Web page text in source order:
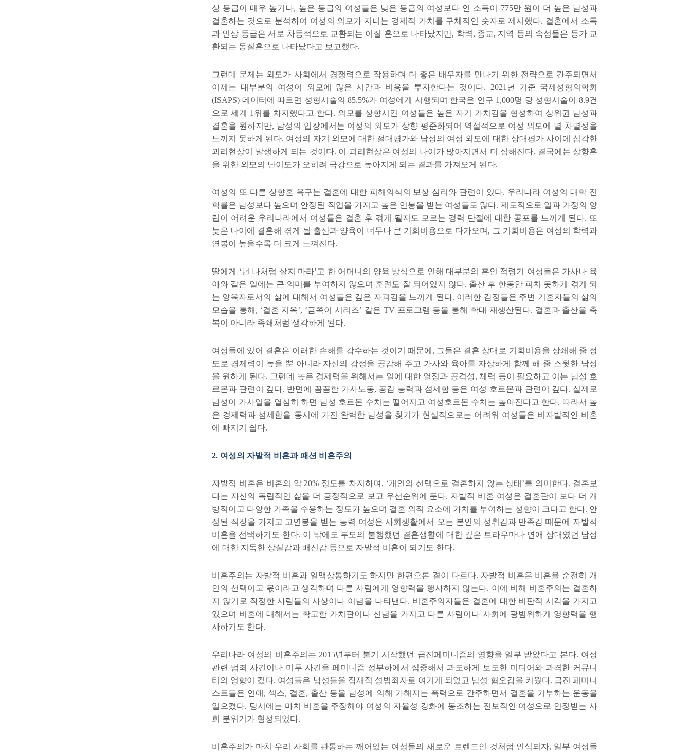
상 등급이 매우 높거나, 높은 등급의 여성들은 낮은 등급의 여성보다 연 소득이 775만 원이 더 높은 남성과
결혼하는 것으로 분석하여 여성의 외모가 지니는 경제적 가치를 구체적인 숫자로 제시했다. 결혼에서 소득
과 인상 등급은 서로 차등적으로 교환되는 이질 혼으로 나타났지만, 학력, 종교, 지역 등의 속성들은 등가 교
환되는 동질혼으로 나타났다고 보고했다.
그런데 문제는 외모가 사회에서 경쟁력으로 작용하며 더 좋은 배우자를 만나기 위한 전략으로 간주되면서
이제는 대부분의 여성이 외모에 많은 시간과 비용을 투자한다는 것이다. 2021 년 기준 국제성형의학회
(ISAPS) 데이터에 따르면 성형시술의85.5%가 여성에게 시행되며 한국은 인구 1,000명 당 성형시술이8.9건
으로 세계 1 위를 차지했다고 한다. 외모를 상향시킨 여성들은 높은 자기 가치감을 형성하여 상위권 남성과
결혼을 원하지만, 남성의 입장에서는 여성의 외모가 상향 평준화되어 역설적으로 여성 외모에 별 차별성을
느끼지 못하게 된다. 여성의 자기 외모에 대한 절대평가와 남성의 여성 외모에 대한 상대평가 사이에 심각한
괴리현상이 발생하게 되는 것이다. 이 괴리현상은 여성의 나이가 많아지면서 더 심해진다. 결국에는 상향혼
을 위한 외모의 난이도가 오히려 극강으로 높아지게 되는 결과를 가져오게 된다.
여성의 또 다른 상향혼 욕구는 결혼에 대한 피해의식의 보상 심리와 관련이 있다. 우리나라 여성의 대학 진
학률은 남성보다 높으며 안정된 직업을 가지고 높은 연봉을 받는 여성들도 많다. 제도적으로 일과 가정의 양
립이 어려운 우리나라에서 여성들은 결혼 후 겪게 될지도 모르는 경력 단절에 대한 공포를 느끼게 된다. 또
늦은 나이에 결혼해 겪게 될 출산과 양육이 너무나 큰 기회비용으로 다가오며 , 그 기회비용은 여성의 학력과
연봉이 높을수록 더 크게 느껴진다.
딸에게 ‘넌 나처럼 살지 마라’고 한 어머니의 양육 방식으로 인해 대부분의 혼인 적령기 여성들은 가사나 육
아와 같은 일에는 큰 의미를 부여하지 않으며 훈련도 잘 되어있지 않다. 출산 후 한동안 피치 못하게 겪게 되
는 양육자로서의 삶에 대해서 여성들은 깊은 자괴감을 느끼게 된다. 이러한 감정들은 주변 기혼자들의 삶의
모습을 통해 , ‘결혼 지옥’, ‘금쪽이 시리즈’ 같은 TV 프로그램 등을 통해 확대 재생산된다. 결혼과 출산을 축
복이 아니라 족쇄처럼 생각하게 된다.
여성들에 있어 결혼은 이러한 손해를 감수하는 것이기 때문에 , 그들은 결혼 상대로 기회비용을 상쇄해 줄 정
도로 경제력이 높을 뿐 아니라 자신의 감정을 공감해 주고 가사와 육아를 자상하게 함께 해 줄 스윗한 남성
을 원하게 된다. 그런데 높은 경제력을 위해서는 일에 대한 열정과 공격성, 체력 등이 필요하고 이는 남성 호
르몬과 관련이 깊다. 반면에 꼼꼼한 가사노동, 공감 능력과 섬세함 등은 여성 호르몬과 관련이 깊다. 실제로
남성이 가사일을 열심히 하면 남성 호르몬 수치는 떨어지고 여성호르몬 수치는 높아진다고 한다. 따라서 높
은 경제력과 섬세함을 동시에 가진 완벽한 남성을 찾기가 현실적으로는 어려워 여성들은 비자발적인 비혼
에 빠지기 쉽다.
2. 여성의 자발적 비혼과 패션 비혼주의
자발적 비혼은 비혼의 약 20% 정도를 차지하며 , ‘개인의 선택으로 결혼하지 않는 상태 ’를 의미한다. 결혼보
다는 자신의 독립적인 삶을 더 긍정적으로 보고 우선순위에 둔다. 자발적 비혼 여성은 결혼관이 보다 더 개
방적이고 다양한 가족을 수용하는 정도가 높으며 결혼 외적 요소에 가치를 부여하는 성향이 크다고 한다. 안
정된 직장을 가지고 고연봉을 받는 능력 여성은 사회생활에서 오는 본인의 성취감과 만족감 때문에 자발적
비혼을 선택하기도 한다. 이 밖에도 부모의 불행했던 결혼생활에 대한 깊은 트라우마나 연애 상대였던 남성
에 대한 지독한 상실감과 배신감 등으로 자발적 비혼이 되기도 한다.
비혼주의는 자발적 비혼과 일맥상통하기도 하지만 한편으론 결이 다르다. 자발적 비혼은 비혼을 순전히 개
인의 선택이고 몫이라고 생각하며 다른 사람에게 영향력을 행사하지 않는다. 이에 비해 비혼주의는 결혼하
지 않기로 작정한 사람들의 사상이나 이념을 나타낸다. 비혼주의자들은 결혼에 대한 비판적 시각을 가지고
있으며 비혼에 대해서는 확고한 가치관이나 신념을 가지고 다른 사람이나 사회에 광범위하게 영향력을 행
사하기도 한다.
우리나라 여성의 비혼주의는 2015년부터 불기 시작했던 급진페미니즘의 영향을 일부 받았다고 본다. 여성
관련 범죄 사건이나 미투 사건을 페미니즘 정부하에서 집중해서 과도하게 보도한 미디어와 과격한 커뮤니
티의 영향이 컸다. 여성들은 남성들을 잠재적 성범죄자로 여기게 되었고 남성 혐오감을 키웠다. 급진 페미니
스트들은 연애 ,섹스, 결혼, 출산 등을 남성에 의해 가해지는 폭력으로 간주하면서 결혼을 거부하는 운동을
일으켰다. 당시에는 마치 비혼을 주장해야 여성의 자율성 강화에 동조하는 진보적인 여성으로 인정받는 사
회 분위기가 형성되었다.
비혼주의가 마치 우리 사회를 관통하는 깨어있는 여성들의 새로운 트렌드인 것처럼 인식되자, 일부 여성들